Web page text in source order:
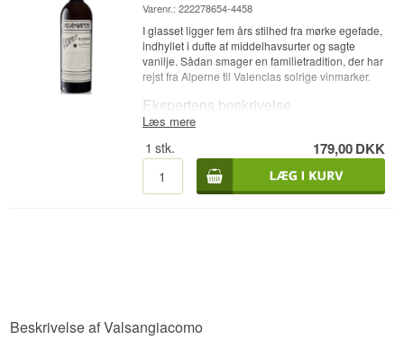
Varenr.: 222278654-4458
I glasset ligger fem års stilhed fra mørke egefade,
indhyllet i dufte af middelhavsurter og sagte
vanilje. Sådan smager en familietradition, der har
rejst fra Alperne til Valencias solrige vinmarker.
Ekspertens beskrivelse
vermouth med en base af hvidvinsdruen
Macabeo, 15% alkohol og fem års lagring på
amerikanske egefade. Vermouthen fremstilles af
vinhuset Cherubino Valsangiacomo, hvis historie
følger Benedetto Valsangiacomos traditionelle
Læs mere
1 stk. 179,00DKK
Beskrivelse af Valsangiacomo